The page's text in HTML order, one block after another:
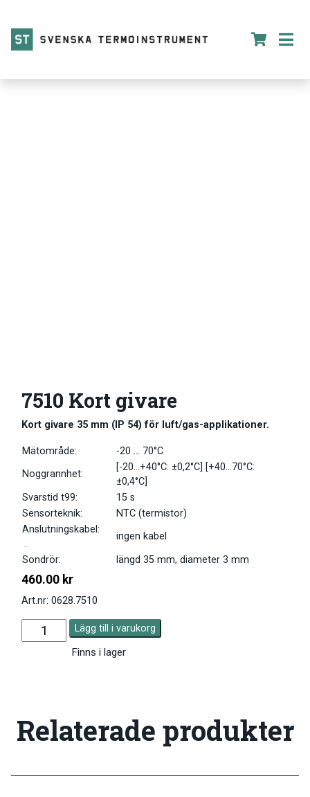
7510 Kort givare
Kort givare 35 mm (IP 54) för luft/gas-applikationer.
Mätområde:
-20 … 70°C
Noggrannhet:
[-20…+40°C: ±0,2°C] [+40…70°C:
±0,4°C]
Svarstid t99:
15 s
Sensorteknik:
NTC (termistor)
Anslutningskabel:
.
ingen kabel
Sondrör:
längd 35 mm, diameter 3 mm
460.00 kr
Art.nr: 0628.7510
Lägg till i varukorg
Finns i lager
Relaterade produkter